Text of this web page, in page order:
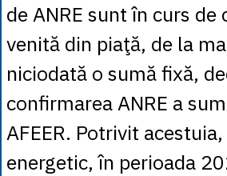
de ANRE sunt în curs
venită din piaţă, de la
niciodată o sumă fixă,
confirmarea ANRE a
AFEER. Potrivit
energetic, în perioada